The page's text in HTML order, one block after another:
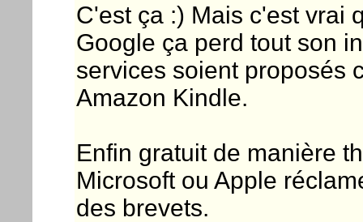
C'est ça :) Mais c'est vrai
Google ça perd tout son
services soient proposés
Amazon Kindle.
Enfin gratuit de manière
Microsoft ou Apple
des brevets.